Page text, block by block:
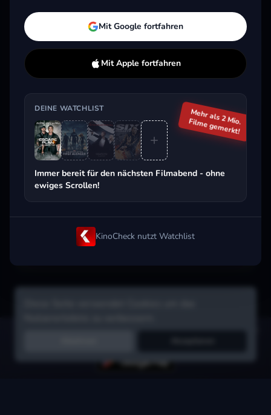
Aktuell im Trend
Beliebt beim Streaming
Filme in Sekunden merken, Tipps von
Mit Google fortfahren
Mit Apple fortfahren
DEINE WATCHLIST
Immer bereit für den nächsten Filmabend - ohne
ewiges Scrollen!
Mehr als 2 Mio.
Filme gemerkt!
KinoCheck nutzt Watchlist